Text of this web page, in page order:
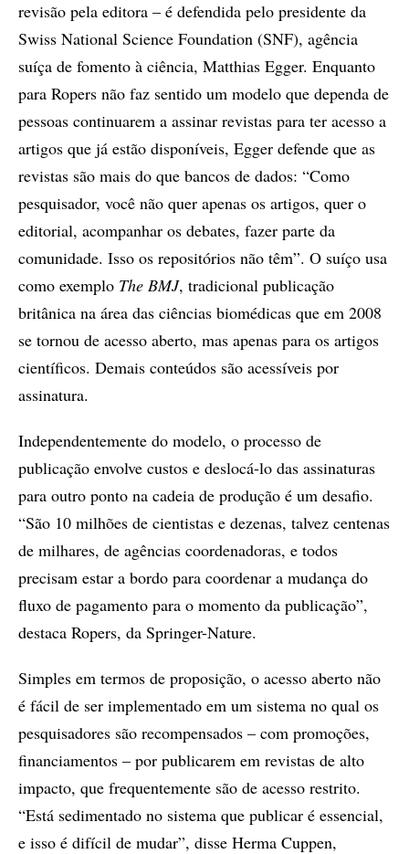
revisão pela editora – é defendida pelo presidente da
Swiss National Science Foundation (SNF), agência
suíça de fomento à ciência, Matthias Egger. Enquanto
para Ropers não faz sentido um modelo que dependa de
pessoas continuarem a assinar revistas para ter acesso a
artigos que já estão disponíveis, Egger defende que as
revistas são mais do que bancos de dados: “Como
pesquisador, você não quer apenas os artigos, quer o
editorial, acompanhar os debates, fazer parte da
comunidade. Isso os repositórios não têm”. O suíço usa
como exemplo The BMJ, tradicional publicação
britânica na área das ciências biomédicas que em 2008
se tornou de acesso aberto, mas apenas para os artigos
científicos. Demais conteúdos são acessíveis por
assinatura.
Independentemente do modelo, o processo de
publicação envolve custos e deslocá-lo das assinaturas
para outro ponto na cadeia de produção é um desafio.
“São 10 milhões de cientistas e dezenas, talvez centenas
de milhares, de agências coordenadoras, e todos
precisam estar a bordo para coordenar a mudança do
fluxo de pagamento para o momento da publicação”,
destaca Ropers, da Springer-Nature.
Simples em termos de proposição, o acesso aberto não
é fácil de ser implementado em um sistema no qual os
pesquisadores são recompensados – com promoções,
financiamentos – por publicarem em revistas de alto
impacto, que frequentemente são de acesso restrito.
“Está sedimentado no sistema que publicar é essencial,
e isso é difícil de mudar”, disse Herma Cuppen,